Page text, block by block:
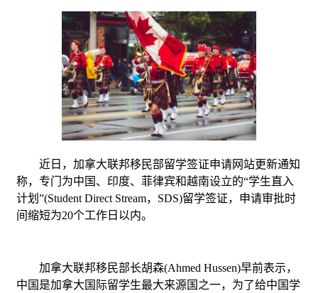
近日，加拿大联邦移民部留学签证申请网站更新通知
称，专门为中国、印度、菲律宾和越南设立的“学生直入
计划”(Student Direct Stream，SDS)留学签证，申请审批时
间缩短为20个工作日以内。
加拿大联邦移民部长胡森(Ahmed Hussen)早前表示，
中国是加拿大国际留学生最大来源国之一，为了给中国学